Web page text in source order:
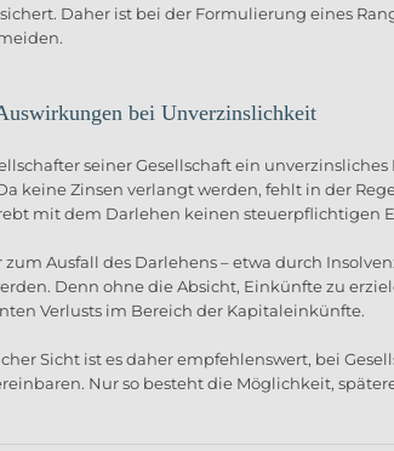
Daher ist bei der Formulierung eines
bei Unverzinslichkeit
seiner Gesellschaft ein
keine Zinsen verlangt werden, fehlt in der
mit dem Darlehen keinen steuerpflichtigen
zum Ausfall des Darlehens – etwa durch
Denn ohne die Absicht, Einkünfte zu
Verlusts im Bereich der Kapitaleinkünfte.
Sicht ist es daher empfehlenswert, bei
Nur so besteht die Möglichkeit,